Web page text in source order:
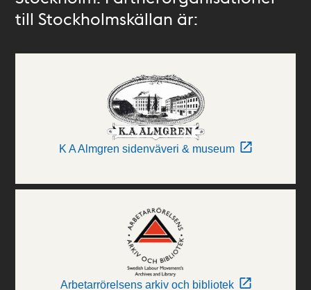
till Stockholmskällan är:
K A Almgren sidenväveri & museum
Arbetarrörelsens arkiv och bibliotek